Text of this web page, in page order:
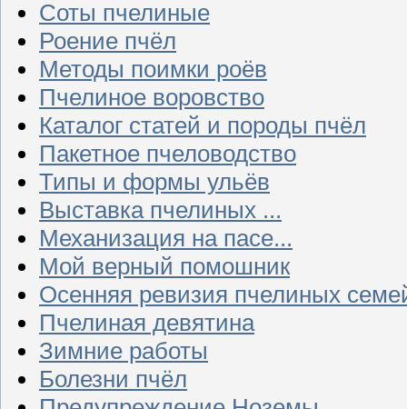
Соты пчелиные
Роение пчёл
Методы поимки роёв
Пчелиное воровство
Каталог статей и породы пчёл
Пакетное пчеловодство
Типы и формы ульёв
Выставка пчелиных ...
Механизация на пасе...
Мой верный помошник
Осенняя ревизия пчелиных
Пчелиная девятина
Зимние работы
Болезни пчёл